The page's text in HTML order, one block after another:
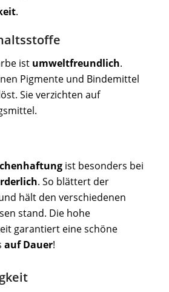
.
ist umweltfreundlich.
Pigmente und Bindemittel
Sie verzichten auf
ist besonders bei
. So blättert der
hält den verschiedenen
stand. Die hohe
garantiert eine schöne
auf Dauer!